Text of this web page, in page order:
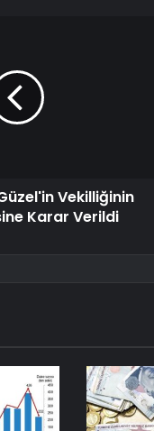
Vekilliğinin
Karar Verildi